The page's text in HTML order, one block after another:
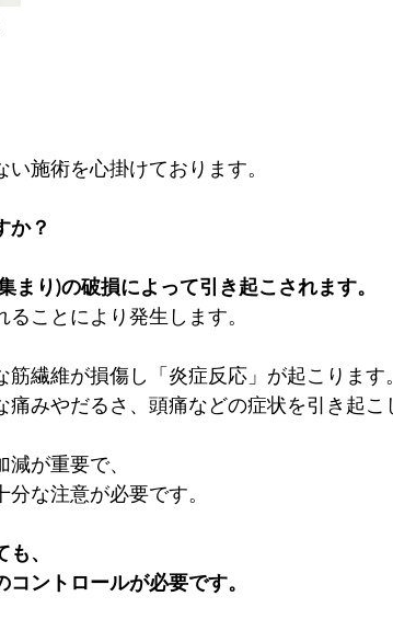
施術を心掛けております。
か？
まり)の破損によって引き起こされます。
ことにより発生します。
繊維が損傷し「炎症反応」が起こります。
みやだるさ、頭痛などの症状を引き起こ
が重要で、
な注意が必要です。
、
ントロールが必要です。